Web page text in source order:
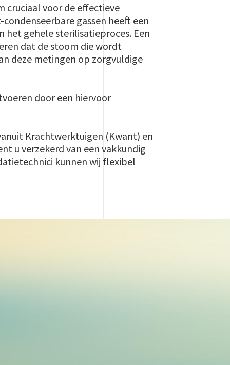
cruciaal voor de effectieve
gassen heeft een
het gehele sterilisatieproces. Een
dat de stoom die wordt
deze metingen op zorgvuldige
door een hiervoor
Krachtwerktuigen (Kwant) en
u verzekerd van een vakkundig
kunnen wij flexibel